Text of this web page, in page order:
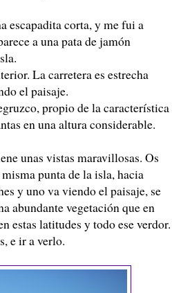
escapadita corta, y me fui a
a una pata de jamón
La carretera es estrecha
el paisaje.
propio de la característica
en una altura considerable.
unas vistas maravillosas. Os
punta de la isla, hacia
y uno va viendo el paisaje, se
abundante vegetación que en
estas latitudes y todo ese verdor.
e ir a verlo.